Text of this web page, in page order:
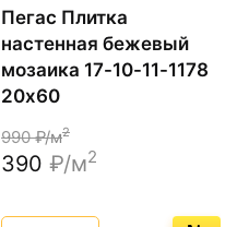
Пегас Плитка
настенная бежевый
мозаика 17-10-11-1178
20х60
990₽/м2
390 ₽/м2